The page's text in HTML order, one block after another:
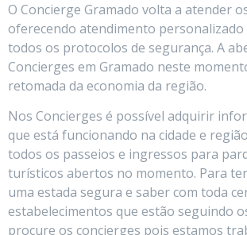
O Concierge Gramado volta a atender
oferecendo atendimento
todos os protocolos de segurança. A
Concierges em Gramado neste
retomada da economia da região.
Nos Concierges é possível adquirir
que está funcionando na cidade e
todos os passeios e ingressos para
turísticos abertos no momento. Para ter
uma estada segura e saber com toda
estabelecimentos que estão seguindo
procure os concierges pois estamos